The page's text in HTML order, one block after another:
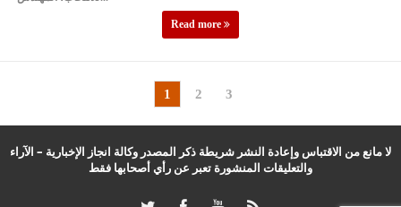
Read more
1 2 3
لا مانع من الاقتباس وإعادة النشر شريطة ذكر المصدر وكالة انجاز الإخبارية – الآراء
والتعليقات المنشورة تعبر عن رأي أصحابها فقط